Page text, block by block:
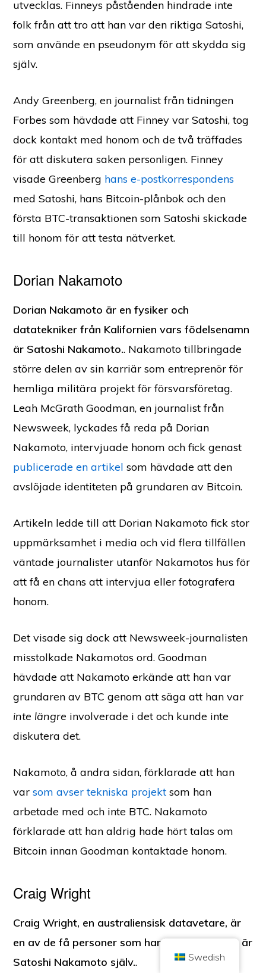
utvecklas. Finneys påståenden hindrade inte
folk från att tro att han var den riktiga Satoshi,
som använde en pseudonym för att skydda sig
själv.
Andy Greenberg, en journalist från tidningen
Forbes som hävdade att Finney var Satoshi, tog
dock kontakt med honom och de två träffades
för att diskutera saken personligen. Finney
visade Greenberg hans e-postkorrespondens
med Satoshi, hans Bitcoin-plånbok och den
första BTC-transaktionen som Satoshi skickade
till honom för att testa nätverket.
Dorian Nakamoto
Dorian Nakamoto är en fysiker och
datatekniker från Kalifornien vars födelsenamn
är Satoshi Nakamoto.. Nakamoto tillbringade
större delen av sin karriär som entreprenör för
hemliga militära projekt för försvarsföretag.
Leah McGrath Goodman, en journalist från
Newsweek, lyckades få reda på Dorian
Nakamoto, intervjuade honom och fick genast
publicerade en artikel som hävdade att den
avslöjade identiteten på grundaren av Bitcoin.
Artikeln ledde till att Dorian Nakamoto fick stor
uppmärksamhet i media och vid flera tillfällen
väntade journalister utanför Nakamotos hus för
att få en chans att intervjua eller fotografera
honom.
Det visade sig dock att Newsweek-journalisten
misstolkade Nakamotos ord. Goodman
hävdade att Nakamoto erkände att han var
grundaren av BTC genom att säga att han var
inte längre involverade i det och kunde inte
diskutera det.
Nakamoto, å andra sidan, förklarade att han
varsom avser tekniska projekt som han
arbetade med och inte BTC. Nakamoto
förklarade att han aldrig hade hört talas om
Bitcoin innan Goodman kontaktade honom.
Craig Wright
Craig Wright, en australiensisk datavetare, är
en av de få personer som har hävdat att han är
Satoshi Nakamoto själv..
Copyright © 2026 Brilliant British Ltd som handlar under namnet Coin
Kickoff
Företagsnummer 10490224
Storbritannien, W1W 5PF
Innehållet är avsett för informationsändamål och är inte investeringsråd.
Tidigare resultat är inte vägledande för framtida resultat. Att investera i
omfattas inte av skydd enligt UK Financial Services Compensation Scheme
eller av den brittiska finansombudsmannens jurisdiktion. Investeringar i
kryptovalutor är förenade med risker och kryptovalutor kan öka i värde eller
vinster från försäljning av kryptovalutor.
HEM INTEGRITETSPOLICY KONTAKTA OSS
Swedish